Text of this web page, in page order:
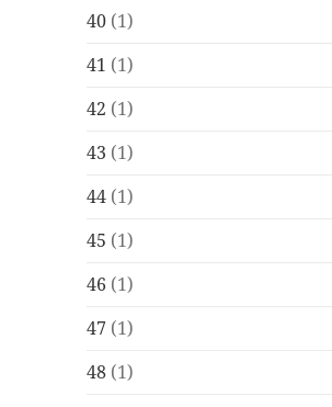
40 (1)
41 (1)
42 (1)
43 (1)
44 (1)
45 (1)
46 (1)
47 (1)
48 (1)